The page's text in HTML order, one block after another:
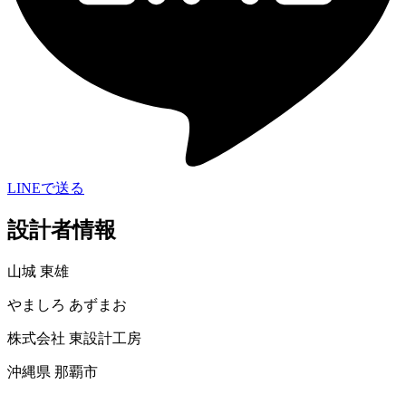
LINEで送る
設計者情報
山城 東雄
やましろ あずまお
株式会社 東設計工房
沖縄県 那覇市